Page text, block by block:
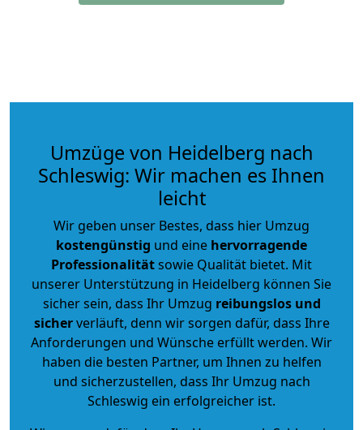
Umzüge von Heidelberg nach
Schleswig: Wir machen es Ihnen
leicht
Wir geben unser Bestes, dass hier Umzug
kostengünstig und eine hervorragende
Professionalitätsowie Qualität bietet. Mit
unserer Unterstützung in Heidelberg können Sie
sicher sein, dass Ihr Umzug reibungslos und
sicherverläuft, denn wir sorgen dafür, dass Ihre
Anforderungen und Wünsche erfüllt werden. Wir
haben die besten Partner, um Ihnen zu helfen
und sicherzustellen, dass Ihr Umzug nach
Schleswig ein erfolgreicher ist.